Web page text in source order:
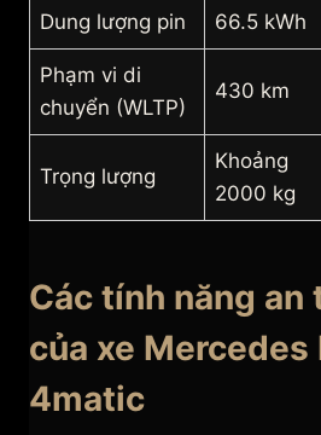
Dung lượng pin 66.5 kWh
Phạm vi di
chuyển (WLTP)
430 km
Trọng lượng
Khoảng
2000 kg
Các tính năng an
của xe Mercedes
4matic